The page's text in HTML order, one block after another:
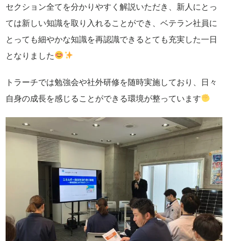
セクション全てを分かりやすく解説いただき、新人にとっ
ては新しい知識を取り入れることができ、ベテラン社員に
とっても細やかな知識を再認識できるとても充実した一日
となりました
トラーチでは勉強会や社外研修を随時実施しており、日々
自身の成長を感じることができる環境が整っています